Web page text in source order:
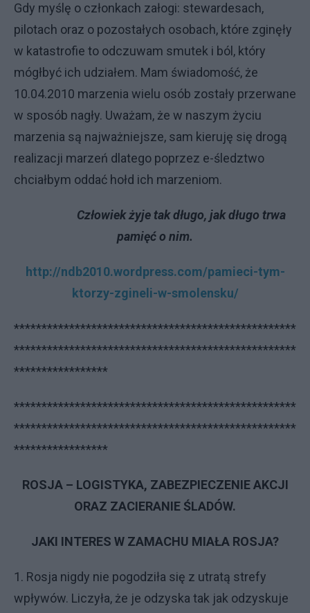
Gdy myślę o członkach załogi: stewardesach,
pilotach oraz o pozostałych osobach, które zginęły
w katastrofie to odczuwam smutek i ból, który
mógłbyć ich udziałem. Mam świadomość, że
10.04.2010 marzenia wielu osób zostały przerwane
w sposób nagły. Uważam, że w naszym życiu
marzenia są najważniejsze, sam kieruję się drogą
realizacji marzeń dlatego poprzez e-śledztwo
chciałbym oddać hołd ich marzeniom.
Człowiek żyje tak długo, jak długo trwa
pamięć o nim.
http://ndb2010.wordpress.com/pamieci-tym-
ktorzy-zgineli-w-smolensku/
***************************************************
***************************************************
*****************
***************************************************
***************************************************
*****************
ROSJA – LOGISTYKA, ZABEZPIECZENIE AKCJI
ORAZ ZACIERANIE ŚLADÓW.
JAKI INTERES W ZAMACHU MIAŁA ROSJA?
1. Rosja nigdy nie pogodziła się z utratą strefy
wpływów. Liczyła, że je odzyska tak jak odzyskuje